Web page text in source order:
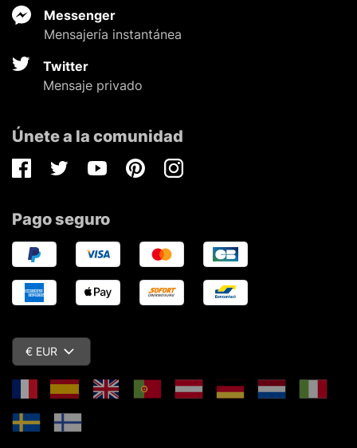
Messenger
Mensajería instantánea
Twitter
Mensaje privado
Únete a la comunidad
FacebookTwitterYoutubePinterestInstagram
Pago seguro
€ EUR